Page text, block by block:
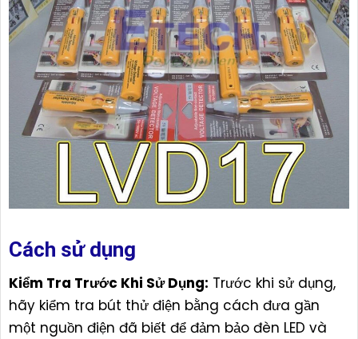
Cách sử dụng
Kiểm Tra Trước Khi Sử Dụng: Trước khi sử dụng,
hãy kiểm tra bút thử điện bằng cách đưa gần
một nguồn điện đã biết để đảm bảo đèn LED và